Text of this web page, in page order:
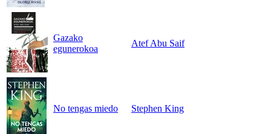
Gazako
egunerokoa
Atef Abu Saif
No tengas miedo Stephen King